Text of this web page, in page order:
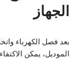
الجهاز
بعد فصل الكهرباء
الموديل، يمكن